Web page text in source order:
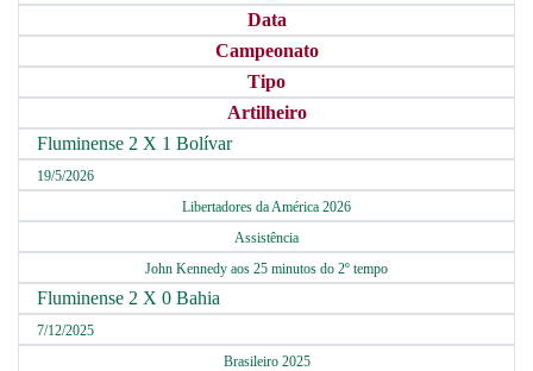
Data
Campeonato
Tipo
Artilheiro
Fluminense 2 X 1 Bolívar
19/5/2026
Libertadores da América 2026
Assistência
John Kennedy aos 25 minutos do 2º tempo
Fluminense 2 X 0 Bahia
7/12/2025
Brasileiro 2025